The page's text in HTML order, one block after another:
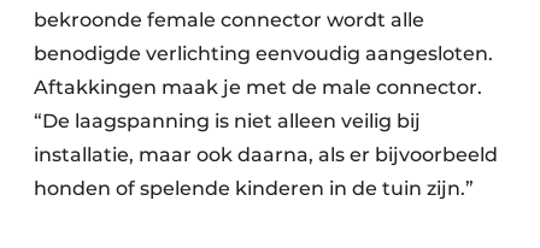
bekroonde female connector wordt alle
benodigde verlichting eenvoudig aangesloten.
Aftakkingen maak je met de male connector.
“De laagspanning is niet alleen veilig bij
installatie, maar ook daarna, als er bijvoorbeeld
honden of spelende kinderen in de tuin zijn.”